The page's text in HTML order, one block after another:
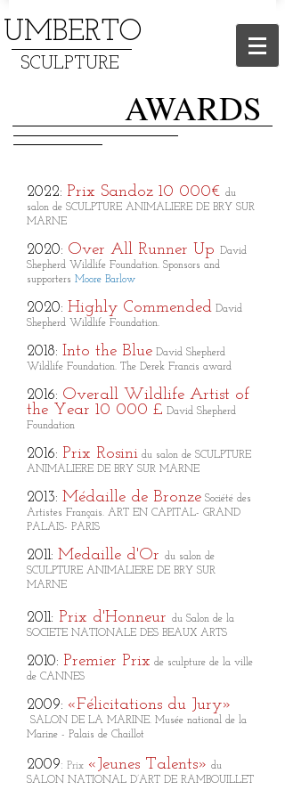
UMBERTO
SCULPTURE
AWARDS
2022: Prix Sandoz 10 000€ du
salon de SCULPTURE ANIMALIERE DE BRY SUR
MARNE
2020: Over All Runner Up David
Shepherd Wildlife Foundation. Sponsors and
supporters Moore Barlow
2020: Highly Commended David
Shepherd Wildlife Foundation.
2018: Into the Blue David Shepherd
Wildlife Foundation. The Derek Francis award
2016: Overall Wildlife Artist of
the Year 10 000 £ David Shepherd
Foundation
2016: Prix Rosini du salon de SCULPTURE
ANIMALIERE DE BRY SUR MARNE
2013: Médaille de Bronze Société des
Artistes Français. ART EN CAPITAL- GRAND
PALAIS- PARIS
2011: Medaille d'Or du salon de
SCULPTURE ANIMALIERE DE BRY SUR
MARNE
2011: Prix d'Honneur du Salon de la
SOCIETE NATIONALE DES BEAUX ARTS​​
2010: Premier Prix ​de sculpture de la ville
de CANNES
2009: «Félicitations du Jury»
SALON DE LA MARINE. Musée national de la
Marine - Palais de Chaillot
2009: Prix «Jeunes Talents» du
SALON NATIONAL D’ART DE RAMBOUILLET